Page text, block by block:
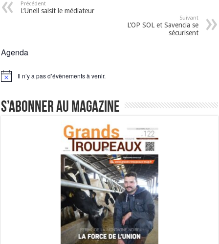
Précédent
L’Unell saisit le médiateur
Suivant
L’OP SOL et Savencia se
sécurisent
Agenda
Notice Il n’y a pas d’évènements à venir.
S’abonner au magazine